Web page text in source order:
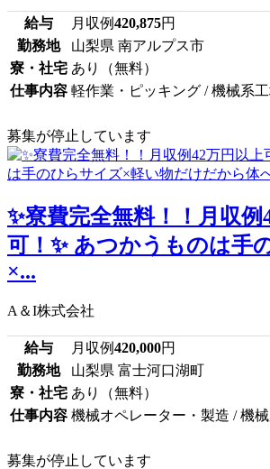
給与 月収例420,875円
勤務地
山梨県 南アルプス市
寮・社宅 あり（無料）
仕事内容 軽作業・ピッキング / 機械系
募集が停止しています
✨寮費完全無料！！月収例
可！✨ あつかうものは手
×...
A＆I株式会社
給与 月収例420,000円
勤務地
山梨県 富士河口湖町
寮・社宅 あり（無料）
仕事内容 機械オペレーター・製造 / 機
募集が停止しています